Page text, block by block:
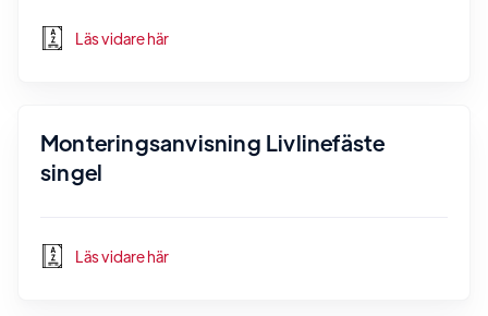
Läs vidare här
Monteringsanvisning Livlinefäste
singel
Läs vidare här